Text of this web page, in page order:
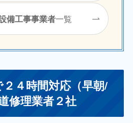
備工事事業者一覧
４時間対応（早朝/
修理業者２社